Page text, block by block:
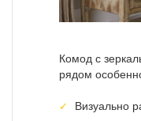
Комод с
рядом
Визуально